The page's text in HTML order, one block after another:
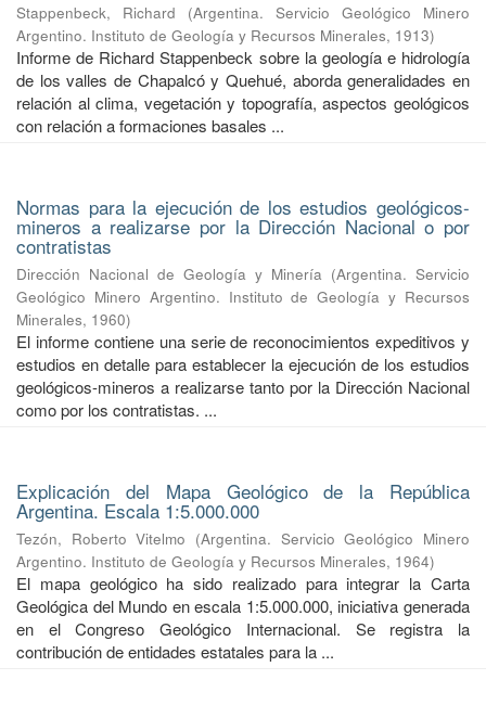
Stappenbeck, Richard (Argentina. Servicio Geológico Minero
Argentino. Instituto de Geología y Recursos Minerales, 1913)
Informe de Richard Stappenbeck sobre la geología e hidrología
de los valles de Chapalcó y Quehué, aborda generalidades en
relación al clima, vegetación y topografía, aspectos geológicos
con relación a formaciones basales ...
Normas para la ejecución de los estudios geológicos-
mineros a realizarse por la Dirección Nacional o por
contratistas
Dirección Nacional de Geología y Minería (Argentina. Servicio
Geológico Minero Argentino. Instituto de Geología y Recursos
Minerales, 1960)
El informe contiene una serie de reconocimientos expeditivos y
estudios en detalle para establecer la ejecución de los estudios
geológicos-mineros a realizarse tanto por la Dirección Nacional
como por los contratistas. ...
Explicación del Mapa Geológico de la República
Argentina. Escala 1:5.000.000
Tezón, Roberto Vitelmo (Argentina. Servicio Geológico Minero
Argentino. Instituto de Geología y Recursos Minerales, 1964)
El mapa geológico ha sido realizado para integrar la Carta
Geológica del Mundo en escala 1:5.000.000, iniciativa generada
en el Congreso Geológico Internacional. Se registra la
contribución de entidades estatales para la ...